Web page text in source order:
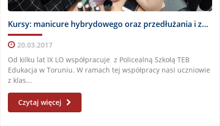
Kursy: manicure hybrydowego oraz przedłużania i zagęszczania rzęs
20.03.2017
Od kilku lat IX LO współpracuje z Policealną Szkołą TEB
Edukacja w Toruniu. W ramach tej współpracy nasi uczniowie
z klas...
Czytaj więcej